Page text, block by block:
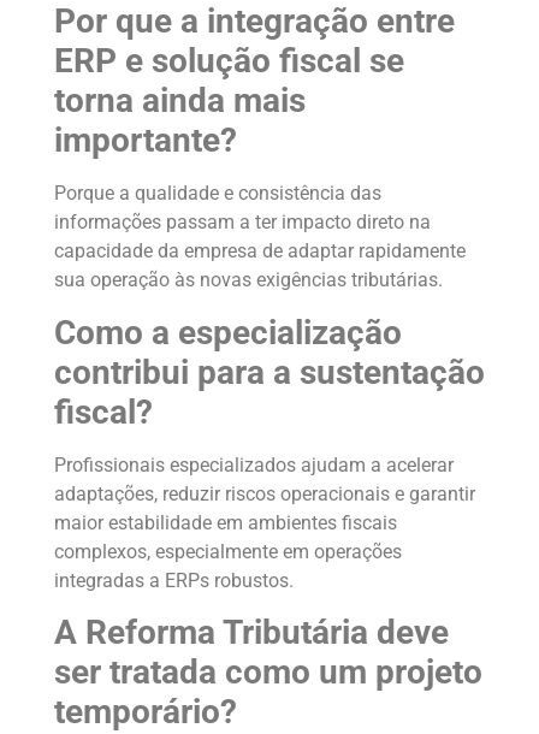
Por que a integração entre
ERP e solução fiscal se
torna ainda mais
importante?
Porque a qualidade e consistência das
informações passam a ter impacto direto na
capacidade da empresa de adaptar rapidamente
sua operação às novas exigências tributárias.
Como a especialização
contribui para a sustentação
fiscal?
Profissionais especializados ajudam a acelerar
adaptações, reduzir riscos operacionais e garantir
maior estabilidade em ambientes fiscais
complexos, especialmente em operações
integradas a ERPs robustos.
A Reforma Tributária deve
ser tratada como um projeto
temporário?